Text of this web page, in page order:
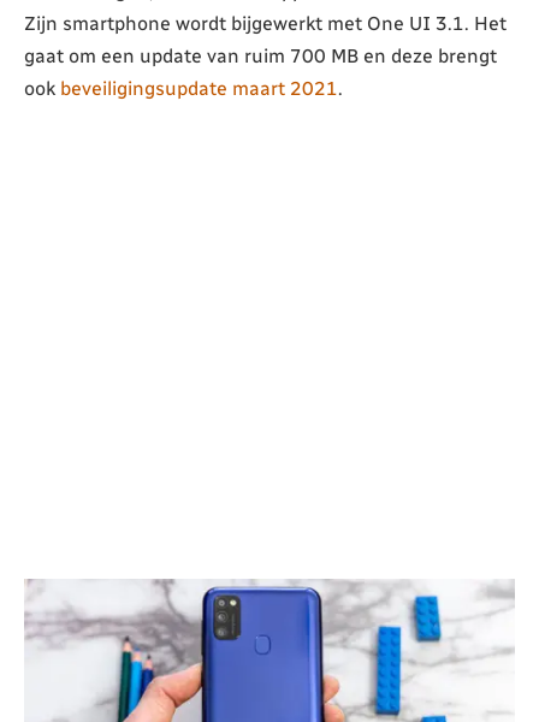
Zijn smartphone wordt bijgewerkt met One UI 3.1. Het
gaat om een update van ruim 700 MB en deze brengt
ook beveiligingsupdate maart 2021.